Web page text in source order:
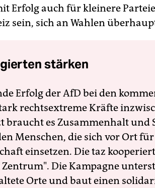
Erfolg auch für kleinere
sein, sich an Wahlen
stärken
Erfolg der AfD bei den
rechtsextreme Kräfte
braucht es Zusammenhalt
Menschen, die sich vor Ort
einsetzen. Die taz
Die Kampagne
Orte und baut einen